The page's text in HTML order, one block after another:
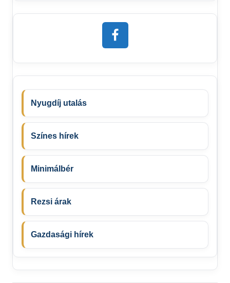
Nyugdíj utalás
Színes hírek
Minimálbér
Rezsi árak
Gazdasági hírek